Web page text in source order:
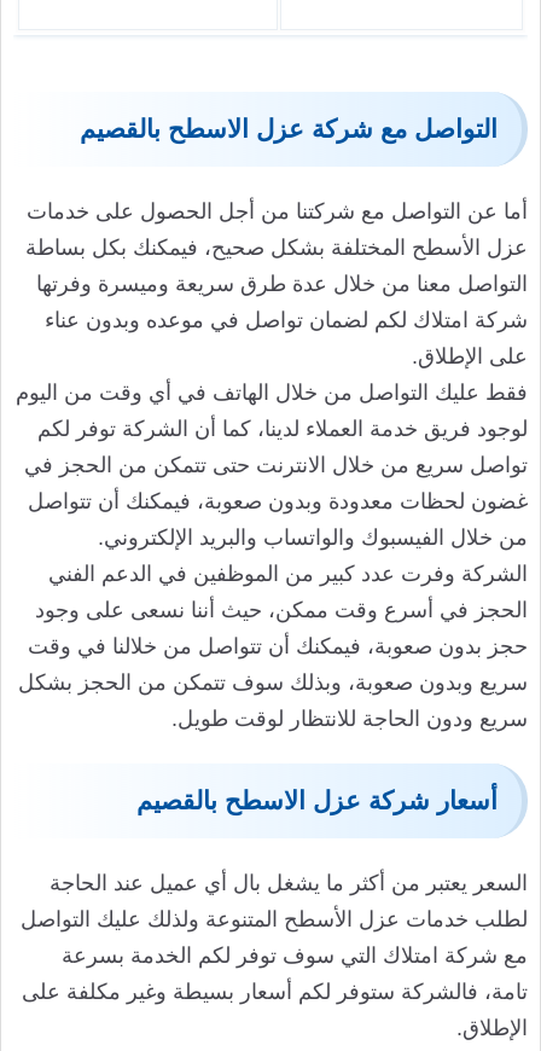
التواصل مع شركة عزل الاسطح بالقصيم
أما عن التواصل مع شركتنا من أجل الحصول على خدمات
عزل الأسطح المختلفة بشكل صحيح، فيمكنك بكل بساطة
التواصل معنا من خلال عدة طرق سريعة وميسرة وفرتها
شركة امتلاك لكم لضمان تواصل في موعده وبدون عناء
على الإطلاق.
فقط عليك التواصل من خلال الهاتف في أي وقت من اليوم
لوجود فريق خدمة العملاء لدينا، كما أن الشركة توفر لكم
تواصل سريع من خلال الانترنت حتى تتمكن من الحجز في
غضون لحظات معدودة وبدون صعوبة، فيمكنك أن تتواصل
من خلال الفيسبوك والواتساب والبريد الإلكتروني.
الشركة وفرت عدد كبير من الموظفين في الدعم الفني
الحجز في أسرع وقت ممكن، حيث أننا نسعى على وجود
حجز بدون صعوبة، فيمكنك أن تتواصل من خلالنا في وقت
سريع وبدون صعوبة، وبذلك سوف تتمكن من الحجز بشكل
سريع ودون الحاجة للانتظار لوقت طويل.
أسعار شركة عزل الاسطح بالقصيم
السعر يعتبر من أكثر ما يشغل بال أي عميل عند الحاجة
لطلب خدمات عزل الأسطح المتنوعة ولذلك عليك التواصل
مع شركة امتلاك التي سوف توفر لكم الخدمة بسرعة
تامة، فالشركة ستوفر لكم أسعار بسيطة وغير مكلفة على
الإطلاق.